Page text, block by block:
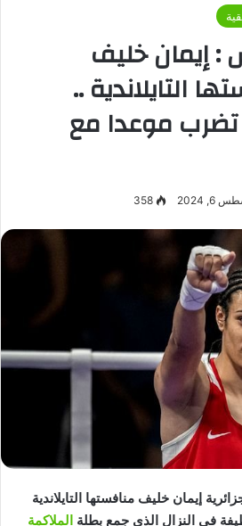
: إيمان خليف
التايلاندية ..
تضرب موعدا مع
6, 2024
358
إيمان خليف منافستها التايلاندية
في النزال الذي جمع بطلة الملاكمة